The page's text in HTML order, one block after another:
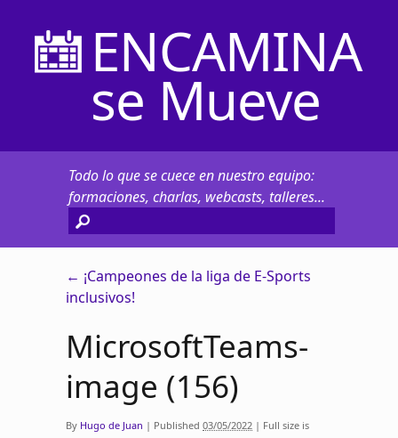
ENCAMINA
se Mueve
Todo lo que se cuece en nuestro equipo:
formaciones, charlas, webcasts, talleres...
← ¡Campeones de la liga de E-Sports
inclusivos!
MicrosoftTeams-
image (156)
By Hugo de Juan | Published 03/05/2022 | Full size is